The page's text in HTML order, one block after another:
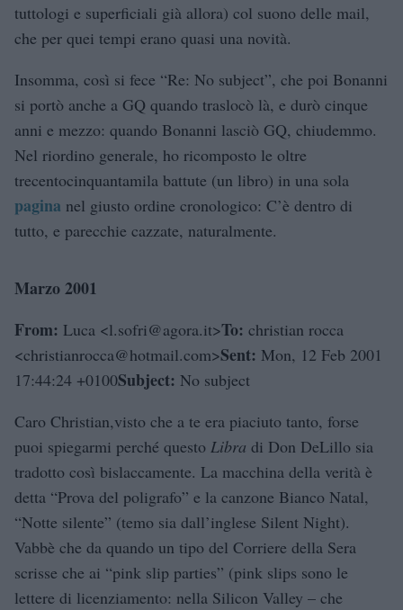
tuttologi e superficiali già allora) col suono delle mail,
che per quei tempi erano quasi una novità.
Insomma, così si fece “Re: No subject”, che poi Bonanni
si portò anche a GQ quando traslocò là, e durò cinque
anni e mezzo: quando Bonanni lasciò GQ, chiudemmo.
Nel riordino generale, ho ricomposto le oltre
trecentocinquantamila battute (un libro) in una sola
pagina nel giusto ordine cronologico: C’è dentro di
tutto, e parecchie cazzate, naturalmente.
Marzo 2001
From: Luca <l.sofri@agora.it>To: christian rocca
<christianrocca@hotmail.com>Sent: Mon, 12 Feb 2001
17:44:24 +0100Subject: No subject
Caro Christian,visto che a te era piaciuto tanto, forse
puoi spiegarmi perché questo Libra di Don DeLillo sia
tradotto così bislaccamente. La macchina della verità è
detta “Prova del poligrafo” e la canzone Bianco Natal,
“Notte silente” (temo sia dall’inglese Silent Night).
Vabbè che da quando un tipo del Corriere della Sera
scrisse che ai “pink slip parties” (pink slips sono le
lettere di licenziamento: nella Silicon Valley – che